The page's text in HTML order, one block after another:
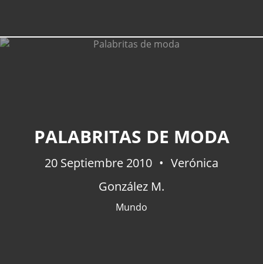
PALABRITAS DE MODA
20 Septiembre 2010
Verónica
González M.
Mundo